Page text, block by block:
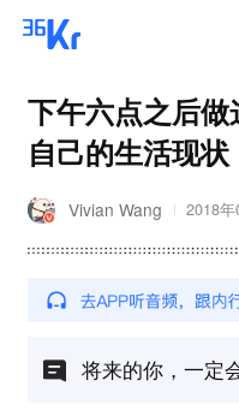
下午六点之后
自己的生活现状
Vivian Wang 2018
将来的你，一定